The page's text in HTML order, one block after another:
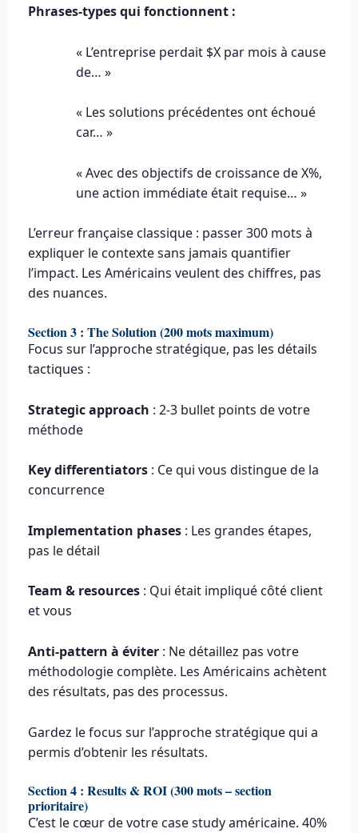
Phrases-types qui fonctionnent :
« L’entreprise perdait $X par mois à cause
de… »
« Les solutions précédentes ont échoué
car… »
« Avec des objectifs de croissance de X%,
une action immédiate était requise… »
L’erreur française classique : passer 300 mots à
expliquer le contexte sans jamais quantifier
l’impact. Les Américains veulent des chiffres, pas
des nuances.
Section 3 : The Solution (200 mots maximum)
Focus sur l’approche stratégique, pas les détails
tactiques :
Strategic approach : 2-3 bullet points de votre
méthode
Key differentiators: Ce qui vous distingue de la
concurrence
Implementation phases: Les grandes étapes,
pas le détail
Team & resources : Qui était impliqué côté client
et vous
Anti-pattern à éviter : Ne détaillez pas votre
méthodologie complète. Les Américains achètent
des résultats, pas des processus.
Gardez le focus sur l’approche stratégique qui a
permis d’obtenir les résultats.
Section 4 : Results & ROI (300 mots – section
prioritaire)
C’est le cœur de votre case study américaine. 40%